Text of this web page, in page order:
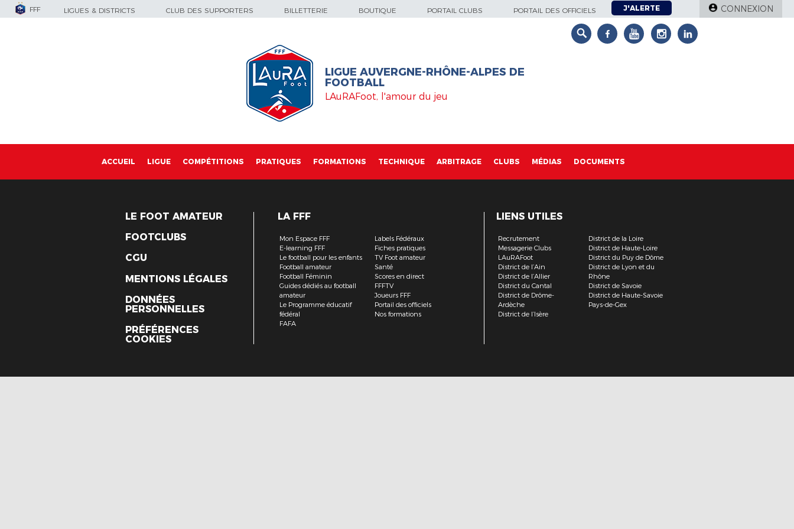
FFF LIGUES & DISTRICTS CLUB DES SUPPORTERS BILLETTERIE BOUTIQUE PORTAIL CLUBS PORTAIL DES OFFICIELS J'ALERTE CONNEXION
LIGUE AUVERGNE-RHÔNE-ALPES DE
FOOTBALL
LAuRAFoot, l'amour du jeu
ACCUEIL LIGUE COMPÉTITIONS PRATIQUES FORMATIONS TECHNIQUE ARBITRAGE CLUBS MÉDIAS DOCUMENTS
LE FOOT AMATEUR
FOOTCLUBS
CGU
MENTIONS LÉGALES
DONNÉES
PERSONNELLES
PRÉFÉRENCES
COOKIES
LA FFF
Mon Espace FFF
E-learning FFF
Le football pour les enfants
Football amateur
Football Féminin
Guides dédiés au football
amateur
Le Programme éducatif
fédéral
FAFA
Labels Fédéraux
Fiches pratiques
TV Foot amateur
Santé
Scores en direct
FFFTV
Joueurs FFF
Portail des officiels
Nos formations
LIENS UTILES
Recrutement
Messagerie Clubs
LAuRAFoot
District de l’Ain
District de l’Allier
District du Cantal
District de Drôme-
Ardèche
District de l’Isère
District de la Loire
District de Haute-Loire
District du Puy de Dôme
District de Lyon et du
Rhône
District de Savoie
District de Haute-Savoie
Pays-de-Gex